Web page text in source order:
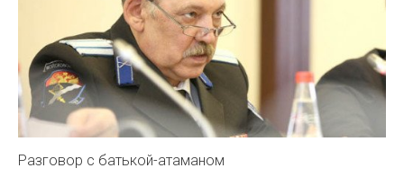
Разговор с батькой-атаманом